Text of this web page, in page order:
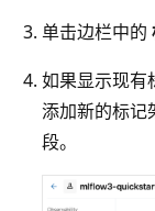
单击边栏中的
如果显示现有
添加新的标记
段。